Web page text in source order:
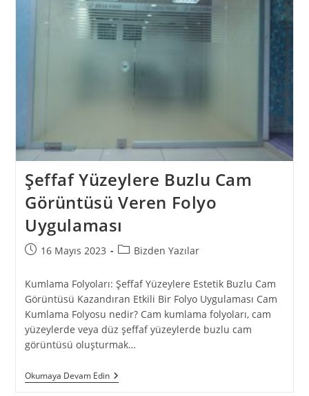
Şeffaf Yüzeylere Buzlu Cam
Görüntüsü Veren Folyo
Uygulaması
16 Mayıs 2023 Bizden Yazılar
Kumlama Folyoları: Şeffaf Yüzeylere Estetik Buzlu Cam
Görüntüsü Kazandıran Etkili Bir Folyo Uygulaması Cam
Kumlama Folyosu nedir? Cam kumlama folyoları, cam
yüzeylerde veya düz şeffaf yüzeylerde buzlu cam
görüntüsü oluşturmak…
Okumaya Devam Edin